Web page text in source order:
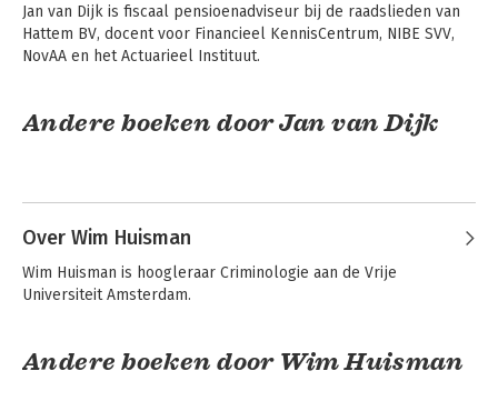
Jan van Dijk is fiscaal pensioenadviseur bij de raadslieden van
Hattem BV, docent voor Financieel KennisCentrum, NIBE SVV,
NovAA en het Actuarieel Instituut.
Andere boeken door Jan van Dijk
Over Wim Huisman
Wim Huisman is hoogleraar Criminologie aan de Vrije
Universiteit Amsterdam.
Andere boeken door Wim Huisman